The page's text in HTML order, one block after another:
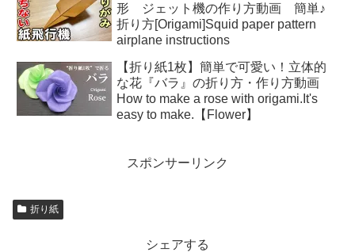
形 ジェット機の作り方動画 簡単♪
折り方[Origami]Squid paper pattern
airplane instructions
【折り紙1枚】簡単で可愛い！立体的
な花『バラ』の折り方・作り方動画
How to make a rose with origami.It's
easy to make.【Flower】
スポンサーリンク
折り紙
シェアする